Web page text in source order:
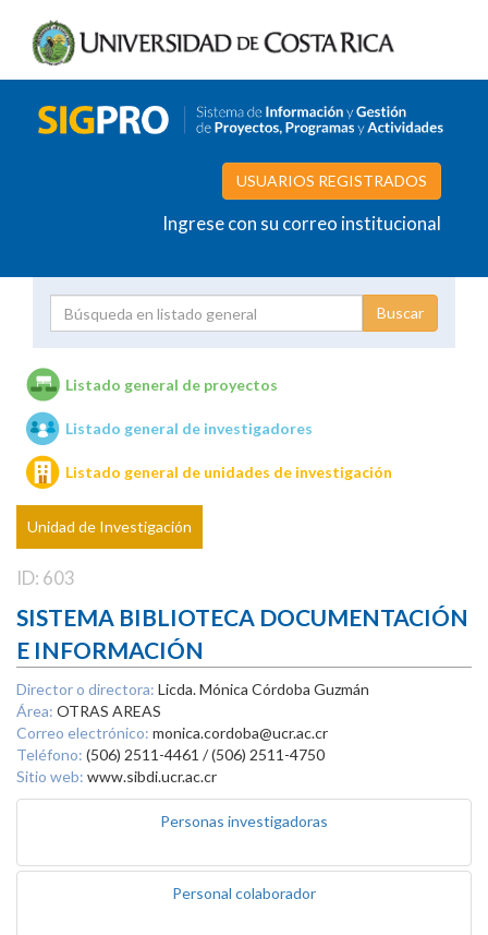
USUARIOS REGISTRADOS
Ingrese con su correo institucional
Unidades de investigación
Listado general de proyectos
Listado general de investigadores
Listado general de unidades de investigación
Unidad de Investigación
ID: 603
SISTEMA BIBLIOTECA DOCUMENTACIÓN
E INFORMACIÓN
Director o directora: Licda. Mónica Córdoba Guzmán
Área: OTRAS AREAS
Correo electrónico: monica.cordoba@ucr.ac.cr
Teléfono: (506) 2511-4461 / (506) 2511-4750
Sitio web: www.sibdi.ucr.ac.cr
Personas investigadoras
Personal colaborador